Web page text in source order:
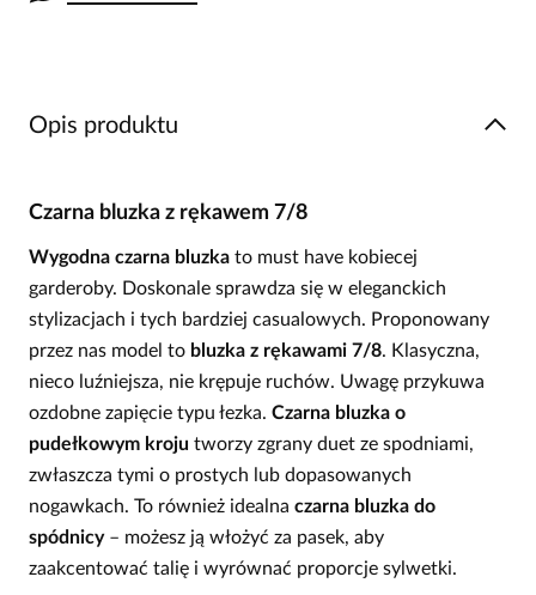
Opis produktu
Czarna bluzka z rękawem 7/8
Wygodna czarna bluzka to must have kobiecej
garderoby. Doskonale sprawdza się w eleganckich
stylizacjach i tych bardziej casualowych. Proponowany
przez nas model to bluzka z rękawami 7/8. Klasyczna,
nieco luźniejsza, nie krępuje ruchów. Uwagę przykuwa
ozdobne zapięcie typu łezka. Czarna bluzka o
pudełkowym kroju tworzy zgrany duet ze spodniami,
zwłaszcza tymi o prostych lub dopasowanych
nogawkach. To również idealna czarna bluzka do
spódnicy– możesz ją włożyć za pasek, aby
zaakcentować talię i wyrównać proporcje sylwetki.